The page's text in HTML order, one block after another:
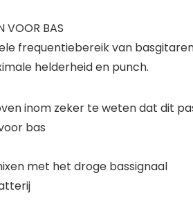
VOOR BAS
frequentiebereik van
helderheid en punch.
inom zeker te weten dat dit
bas
met het droge bassignaal